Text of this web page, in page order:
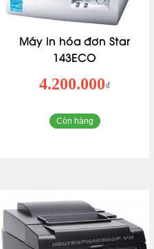
Máy in hóa đơn Star
143ECO
4.200.000₫
Còn hàng